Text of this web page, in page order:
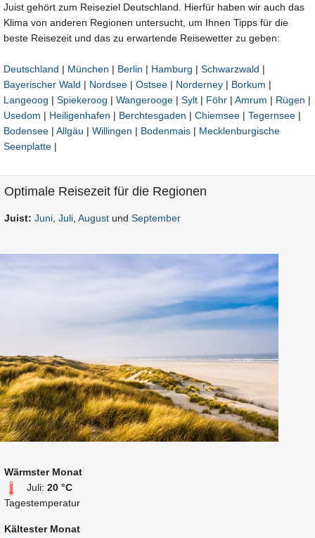
Juist gehört zum Reiseziel Deutschland. Hierfür haben wir auch das
Klima von anderen Regionen untersucht, um Ihnen Tipps für die
beste Reisezeit und das zu erwartende Reisewetter zu geben:
Deutschland | München | Berlin | Hamburg | Schwarzwald |
Bayerischer Wald | Nordsee | Ostsee | Norderney | Borkum |
Langeoog | Spiekeroog | Wangerooge | Sylt | Föhr | Amrum | Rügen |
Usedom | Heiligenhafen | Berchtesgaden | Chiemsee | Tegernsee |
Bodensee | Allgäu | Willingen | Bodenmais | Mecklenburgische
Seenplatte |
Optimale Reisezeit für die Regionen
Juist: Juni Juli August und September
Wärmster Monat
Juli: 20 °C
Tagestemperatur
Kältester Monat